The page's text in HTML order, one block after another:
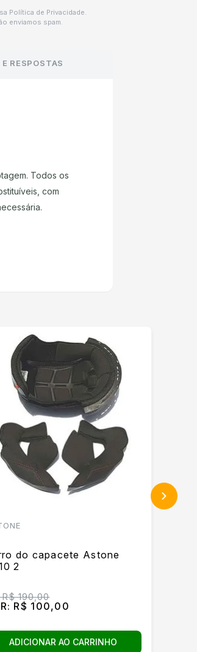
Política de Privacidade.
enviamos spam.
RESPOSTAS
Todos os
com
do capacete Astone
2
R$ 190,00
R$ 100,00
ADICIONAR AO CARRINHO